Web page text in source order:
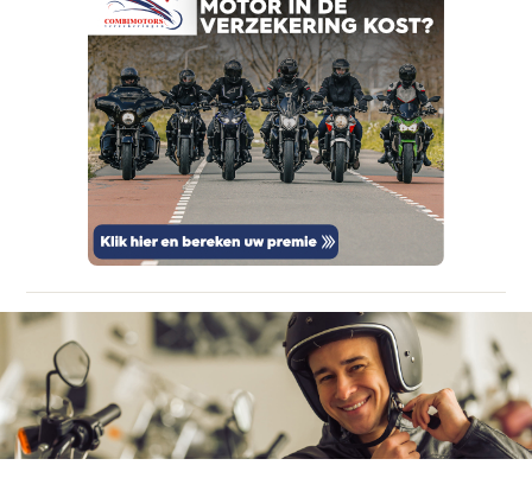
onzeprivacyverklaring .
Verstuur mijn vraag
viaBOVAG.nl verwerkt je persoonsgegevens
om je aanvraag zo goed mogelijk bij de
aanbieder te brengen. Lees hier meer over in
onzeprivacyverklaring .
Stuur mijn bevinding door